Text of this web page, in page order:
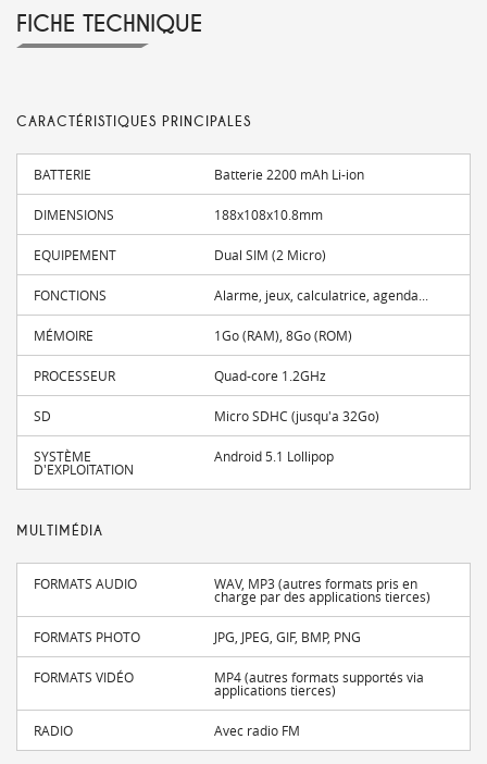
FICHE TECHNIQUE
CARACTÉRISTIQUES PRINCIPALES
BATTERIE Batterie 2200 mAh Li-ion
DIMENSIONS 188x108x10.8mm
EQUIPEMENT Dual SIM (2 Micro)
FONCTIONS Alarme, jeux, calculatrice, agenda...
MÉMOIRE 1Go (RAM), 8Go (ROM)
PROCESSEUR Quad-core 1.2GHz
SD Micro SDHC (jusqu'a 32Go)
SYSTÈME
D'EXPLOITATION
Android 5.1 Lollipop
MULTIMÉDIA
FORMATS AUDIO WAV, MP3 (autres formats pris en
charge par des applications tierces)
FORMATS PHOTO JPG, JPEG, GIF, BMP, PNG
FORMATS VIDÉO MP4 (autres formats supportés via
applications tierces)
RADIO Avec radio FM